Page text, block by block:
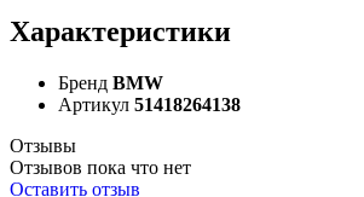
Характеристики
Бренд BMW
Артикул 51418264138
Отзывы
Отзывов пока что нет
Оставить отзыв